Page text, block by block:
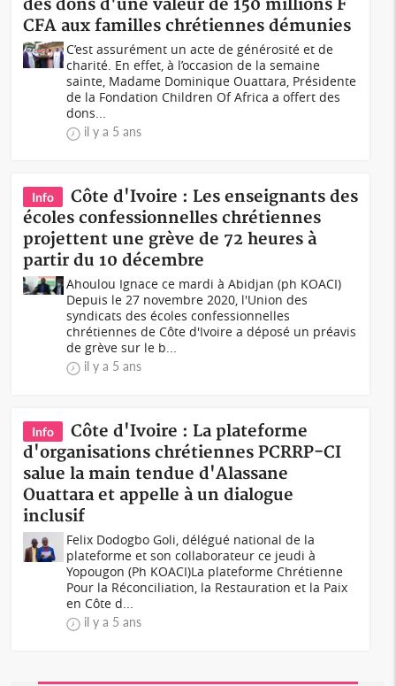
des dons d'une valeur de 150 millions F
CFA aux familles chrétiennes démunies
C’est assurément un acte de générosité et de
charité. En effet, à l’occasion de la semaine
sainte, Madame Dominique Ouattara, Présidente
de la Fondation Children Of Africa a offert des
dons...
il y a 5 ans
Info
Côte d'Ivoire : Les enseignants des
écoles confessionnelles chrétiennes
projettent une grève de 72 heures à
partir du 10 décembre
Ahoulou Ignace ce mardi à Abidjan (ph KOACI)
Depuis le 27 novembre 2020, l'Union des
syndicats des écoles confessionnelles
chrétiennes de Côte d'Ivoire a déposé un préavis
de grève sur le b...
il y a 5 ans
Info
Côte d'Ivoire : La plateforme
d'organisations chrétiennes PCRRP-CI
salue la main tendue d'Alassane
Ouattara et appelle à un dialogue
inclusif
Felix Dodogbo Goli, délégué national de la
plateforme et son collaborateur ce jeudi à
Yopougon (Ph KOACI)La plateforme Chrétienne
Pour la Réconciliation, la Restauration et la Paix
en Côte d...
il y a 5 ans